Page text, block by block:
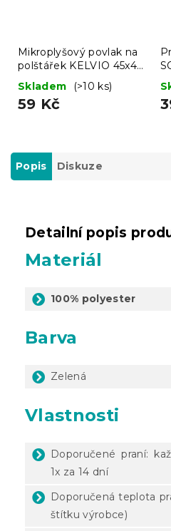
Mikroplyšový povlak na
polštářek KELVIO 45x45
cm, zelený
Skladem (>10 ks)
59 Kč
Popis Diskuze
Detailní popis
Materiál
100% polyester
Barva
Zelená
Vlastnosti
Doporučené praní:
1x za 14 dní
Doporučená teplota
štítku výrobce)